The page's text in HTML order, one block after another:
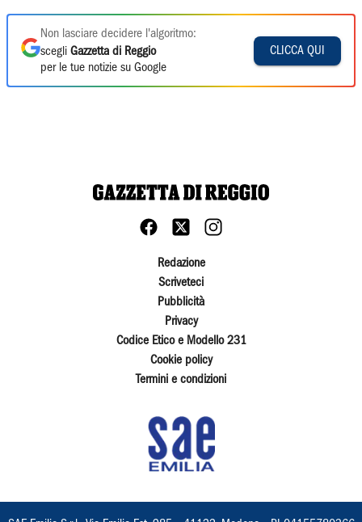
Non lasciare decidere l'algoritmo:
scegli Gazzetta di Reggio
per le tue notizie su Google
CLICCA QUI
Redazione
Scriveteci
Pubblicità
Privacy
Codice Etico e Modello 231
Cookie policy
Termini e condizioni